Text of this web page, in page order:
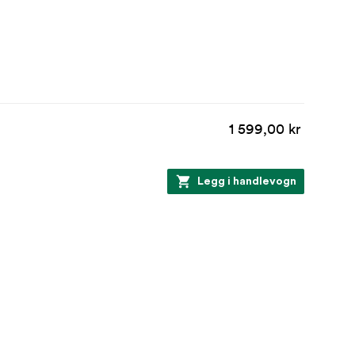
1 599,00 kr
Legg i handlevogn